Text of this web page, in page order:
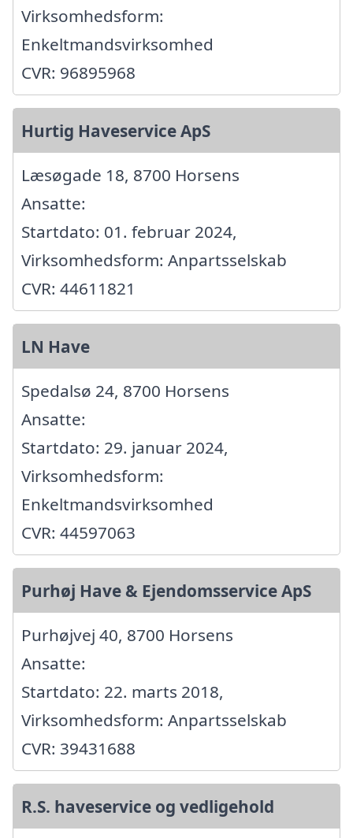
Virksomhedsform:
Enkeltmandsvirksomhed
CVR: 96895968
Hurtig Haveservice ApS
Læsøgade 18, 8700 Horsens
Ansatte:
Startdato: 01. februar 2024,
Virksomhedsform: Anpartsselskab
CVR: 44611821
LN Have
Spedalsø 24, 8700 Horsens
Ansatte:
Startdato: 29. januar 2024,
Virksomhedsform:
Enkeltmandsvirksomhed
CVR: 44597063
Purhøj Have & Ejendomsservice ApS
Purhøjvej 40, 8700 Horsens
Ansatte:
Startdato: 22. marts 2018,
Virksomhedsform: Anpartsselskab
CVR: 39431688
R.S. haveservice og vedligehold